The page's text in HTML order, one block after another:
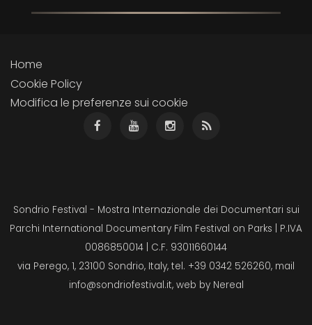
Home
Cookie Policy
Modifica le preferenze sui cookie
Sondrio Festival - Mostra Internazionale dei Documentari sui
Parchi International Documentary Film Festival on Parks | P.IVA
0086850014 | C.F. 93011660144
via Perego, 1, 23100 Sondrio, Italy, tel. +39 0342 526260, mail
info@sondriofestival.it, web by Nereal